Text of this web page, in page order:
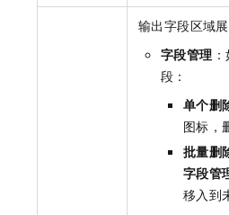
输出字段区域
字段管理
段：
单个删
图标，
批量删
字段管
移入到